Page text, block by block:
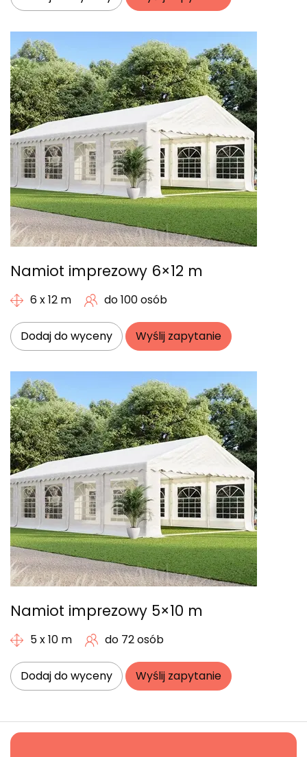
Namiot imprezowy 6×12 m
6 x 12 m do 100 osób
Dodaj do wyceny Wyślij zapytanie
Namiot imprezowy 5×10 m
5 x 10 m do 72 osób
Dodaj do wyceny Wyślij zapytanie